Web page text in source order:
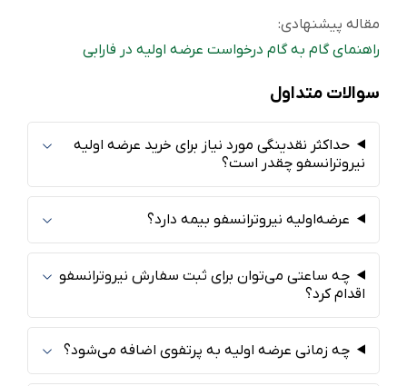
مقاله پیشنهادی:
راهنمای گام به گام درخواست عرضه اولیه در فارابی
سوالات متداول
حداکثر نقدینگی مورد نیاز برای خرید عرضه اولیه
نیروترانسفو چقدر است؟
عرضه‌اولیه نیروترانسفو بیمه دارد؟
چه ساعتی می‌توان برای ثبت سفارش نیروترانسفو
اقدام کرد؟
چه زمانی عرضه اولیه به پرتفوی اضافه می‌شود؟